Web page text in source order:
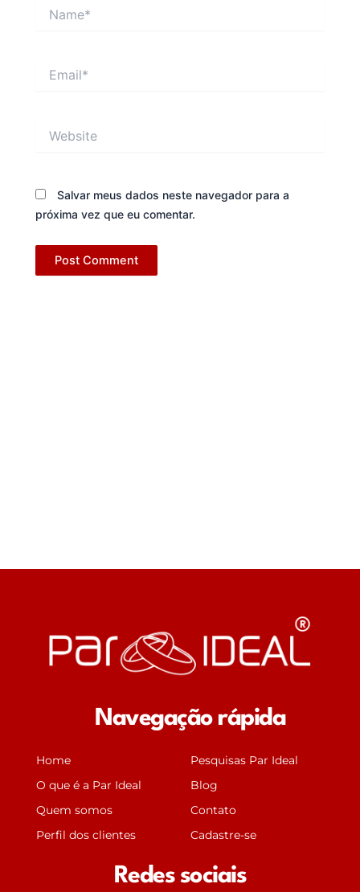
Salvar meus dados neste navegador para a
próxima vez que eu comentar.
Navegação rápida
Home
O que é a Par Ideal
Quem somos
Perfil dos clientes
Pesquisas Par Ideal
Blog
Contato
Cadastre-se
Redes sociais